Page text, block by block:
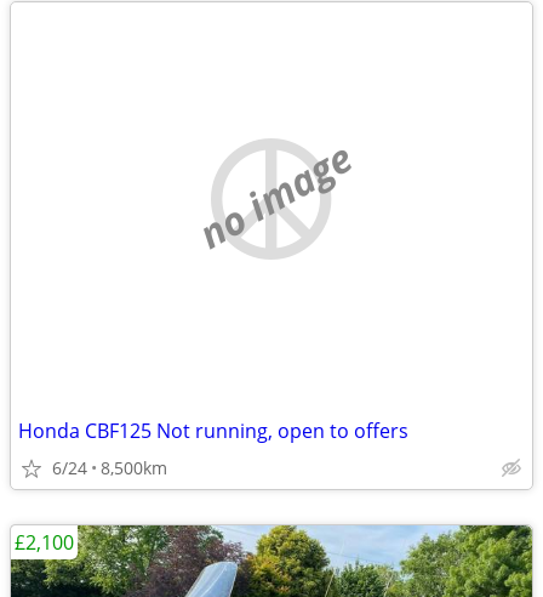
no image
Honda CBF125 Not running, open to offers
6/24 8,500km
£2,100